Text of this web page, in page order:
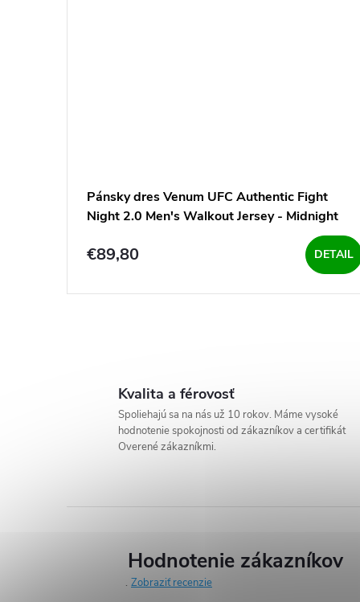
Pánsky dres Venum UFC Authentic Fight
Night 2.0 Men's Walkout Jersey - Midnight
€89,80 DETAIL
a
Kvalita a férovosť
Spoliehajú sa na nás už 10 rokov. Máme vysoké
hodnotenie spokojnosti od zákazníkov a certifikát
Overené zákazníkmi.
Hodnotenie zákazníkov
Zobraziť recenzie